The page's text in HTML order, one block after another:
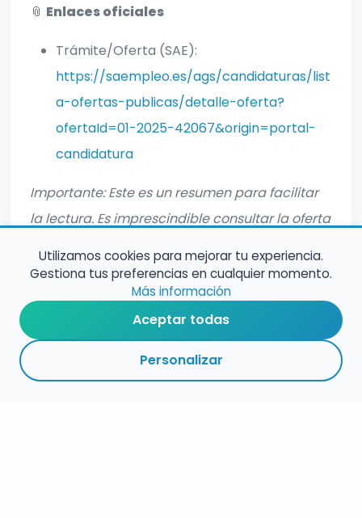
📎 Enlaces oficiales
Trámite/Oferta (SAE):
https://saempleo.es/ags/candidaturas/list
a-ofertas-publicas/detalle-oferta?
ofertaId=01-2025-42067&origin=portal-
candidatura
Importante: Este es un resumen para facilitar
la lectura. Es imprescindible consultar la oferta
RESUMEN PLAZOS ESPECIALIDAD ENLACES SEGUIR
Utilizamos cookies para mejorar tu experiencia.
Gestiona tus preferencias en cualquier momento.
Más información
Aceptar todas
Personalizar